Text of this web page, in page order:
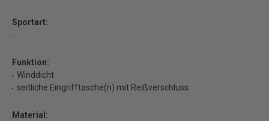
Sportart:
-
Funktion:
Winddicht
seitliche Eingrifftasche(n) mit Reißverschluss
Material: